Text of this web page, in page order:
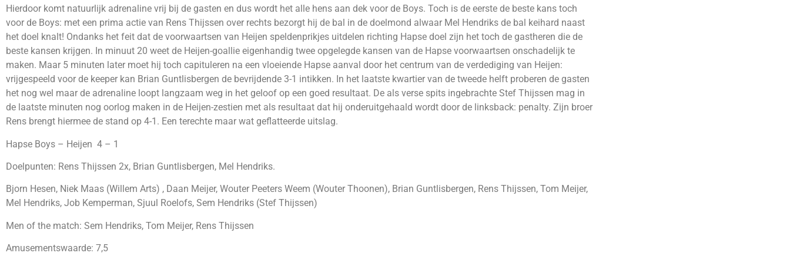
Hierdoor komt natuurlijk adrenaline vrij bij de gasten en dus wordt het alle hens aan dek voor de Boys. Toch is de eerste de beste kans toch
voor de Boys: met een prima actie van Rens Thijssen over rechts bezorgt hij de bal in de doelmond alwaar Mel Hendriks de bal keihard naast
het doel knalt! Ondanks het feit dat de voorwaartsen van Heijen speldenprikjes uitdelen richting Hapse doel zijn het toch de gastheren die de
beste kansen krijgen. In minuut 20 weet de Heijen-goallie eigenhandig twee opgelegde kansen van de Hapse voorwaartsen onschadelijk te
maken. Maar 5 minuten later moet hij toch capituleren na een vloeiende Hapse aanval door het centrum van de verdediging van Heijen:
vrijgespeeld voor de keeper kan Brian Guntlisbergen de bevrijdende 3-1 intikken. In het laatste kwartier van de tweede helft proberen de gasten
het nog wel maar de adrenaline loopt langzaam weg in het geloof op een goed resultaat. De als verse spits ingebrachte Stef Thijssen mag in
de laatste minuten nog oorlog maken in de Heijen-zestien met als resultaat dat hij onderuitgehaald wordt door de linksback: penalty. Zijn broer
Rens brengt hiermee de stand op 4-1. Een terechte maar wat geflatteerde uitslag.
Hapse Boys – Heijen 4 – 1
Doelpunten: Rens Thijssen 2x, Brian Guntlisbergen, Mel Hendriks.
Bjorn Hesen, Niek Maas (Willem Arts) , Daan Meijer, Wouter Peeters Weem (Wouter Thoonen), Brian Guntlisbergen, Rens Thijssen, Tom Meijer,
Mel Hendriks, Job Kemperman, Sjuul Roelofs, Sem Hendriks (Stef Thijssen)
Men of the match: Sem Hendriks, Tom Meijer, Rens Thijssen
Amusementswaarde: 7,5